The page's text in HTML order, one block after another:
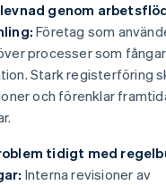
genom
Företag som
processer som
Stark registerföring
och förenklar
tidigt med
Interna revisioner av